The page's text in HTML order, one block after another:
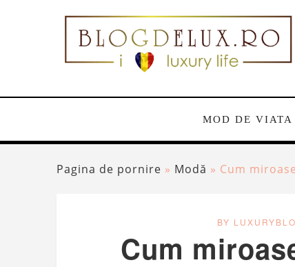
MOD DE VIATA
Pagina de pornire » Modă » Cum
BY
Cum